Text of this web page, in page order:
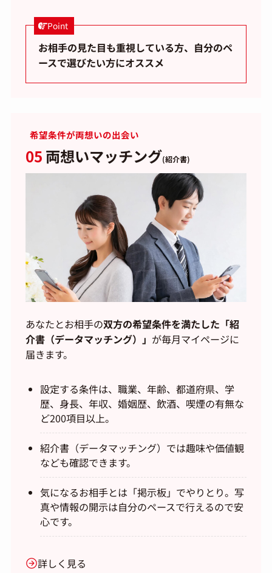
Point
お相手の見た目も重視している方、自分のペ
ースで選びたい方にオススメ
希望条件が両想いの出会い
05 両想いマッチング(紹介書)
あなたとお相手の双方の希望条件を満たした「紹
介書（データマッチング）」 が毎月マイページに
届きます。
設定する条件は、職業、年齢、都道府県、学
歴、身長、年収、婚姻歴、飲酒、喫煙の有無な
ど200項目以上。
紹介書（データマッチング）では趣味や価値観
なども確認できます。
気になるお相手とは「掲示板」でやりとり。写
真や情報の開示は自分のペースで行えるので安
心です。
詳しく見る